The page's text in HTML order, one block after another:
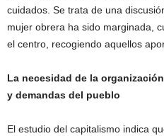
cuidados. Se trata de una
mujer obrera ha sido marginada,
el centro, recogiendo aquellos
La necesidad de la
y demandas del pueblo
El estudio del capitalismo indica